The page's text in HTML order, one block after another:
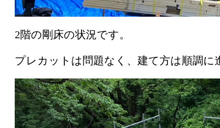
2階の剛床の状況です。
プレカットは問題なく、建て方は順調に